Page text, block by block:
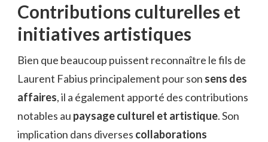
Contributions culturelles et
initiatives artistiques
Bien que beaucoup puissent reconnaître le fils de
Laurent Fabius principalement pour son sens des
affaires, il a également apporté des contributions
notables au paysage culturel et artistique. Son
implication dans diverses collaborations